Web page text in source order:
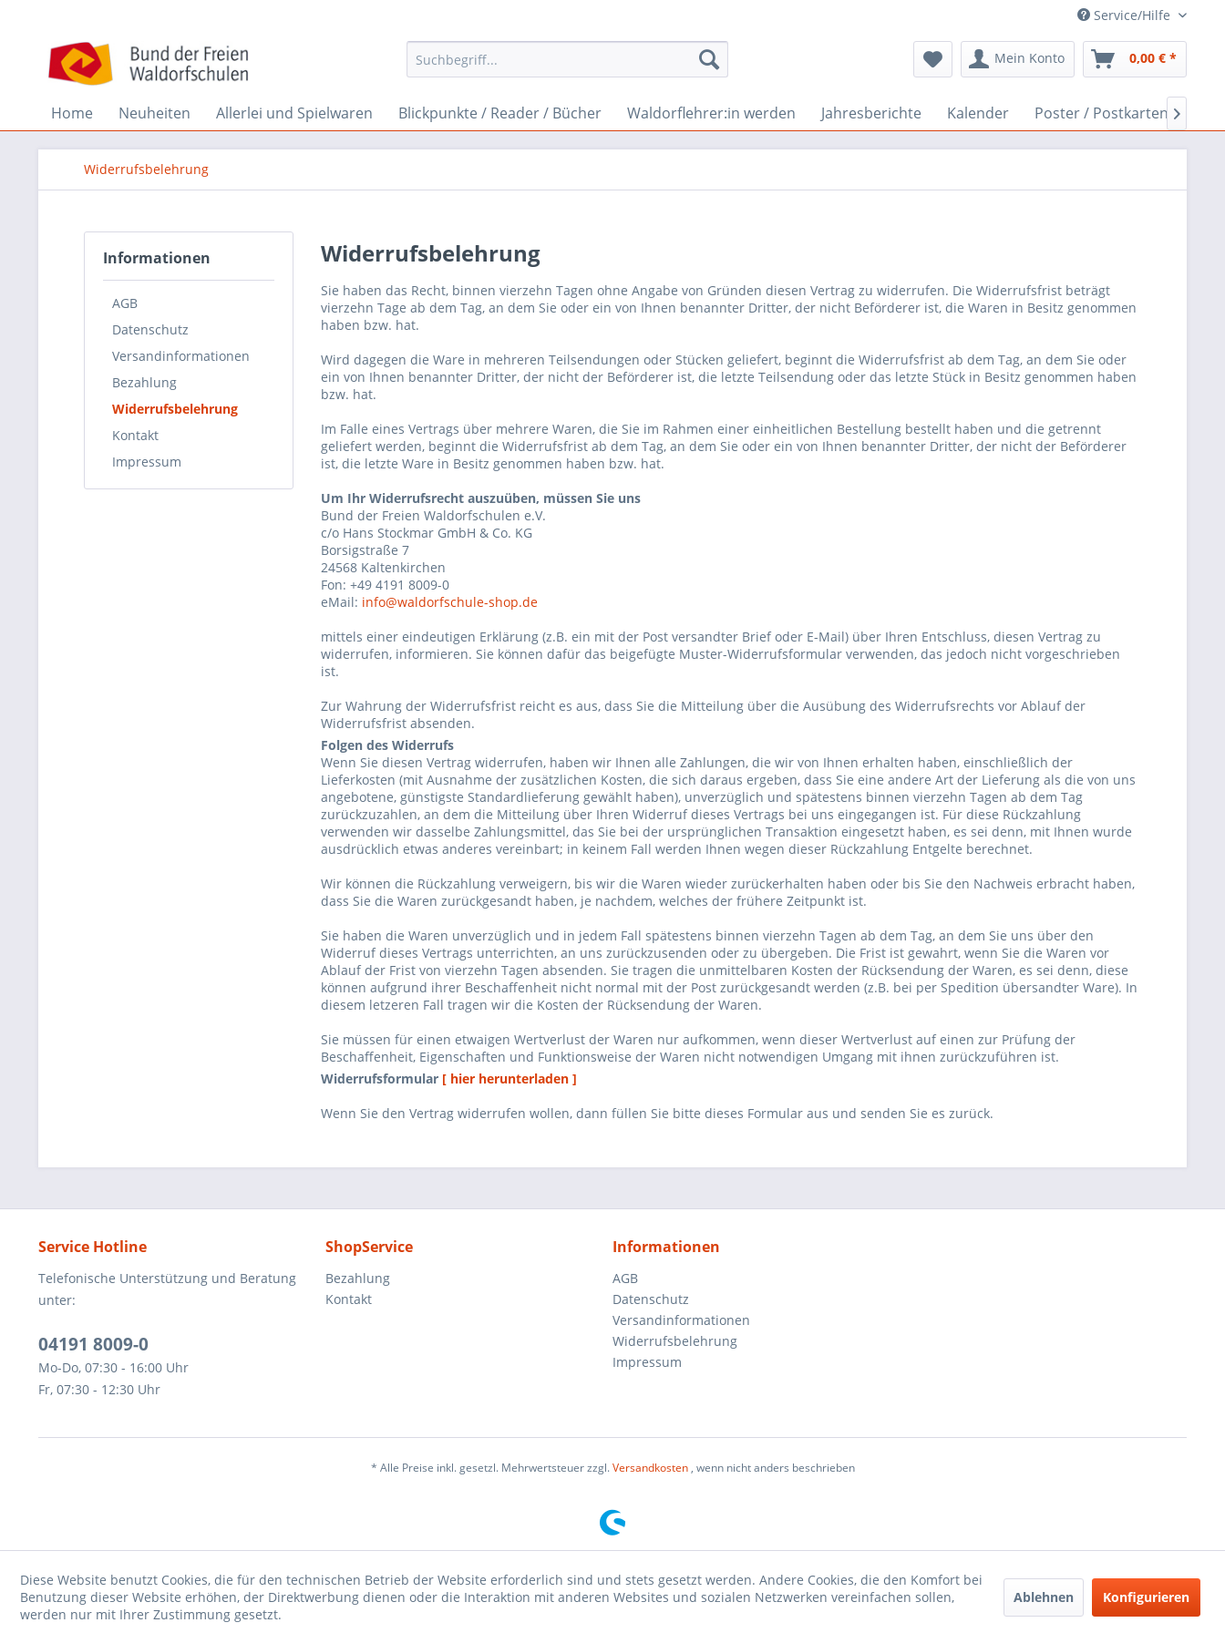
Service/Hilfe
Mein Konto 0,00 € *
Home Neuheiten Allerlei und Spielwaren Blickpunkte / Reader / Bücher Waldorflehrer:in werden Jahresberichte Kalender Poster / Postkarten 
Widerrufsbelehrung
Informationen
AGB
Datenschutz
Versandinformationen
Bezahlung
Widerrufsbelehrung
Kontakt
Impressum
Widerrufsbelehrung
Sie haben das Recht, binnen vierzehn Tagen ohne Angabe von Gründen diesen Vertrag zu widerrufen. Die Widerrufsfrist beträgt
vierzehn Tage ab dem Tag, an dem Sie oder ein von Ihnen benannter Dritter, der nicht Beförderer ist, die Waren in Besitz genommen
haben bzw. hat.
Wird dagegen die Ware in mehreren Teilsendungen oder Stücken geliefert, beginnt die Widerrufsfrist ab dem Tag, an dem Sie oder
ein von Ihnen benannter Dritter, der nicht der Beförderer ist, die letzte Teilsendung oder das letzte Stück in Besitz genommen haben
bzw. hat.
Im Falle eines Vertrags über mehrere Waren, die Sie im Rahmen einer einheitlichen Bestellung bestellt haben und die getrennt
geliefert werden, beginnt die Widerrufsfrist ab dem Tag, an dem Sie oder ein von Ihnen benannter Dritter, der nicht der Beförderer
ist, die letzte Ware in Besitz genommen haben bzw. hat.
Um Ihr Widerrufsrecht auszuüben, müssen Sie uns
Bund der Freien Waldorfschulen e.V.
c/o Hans Stockmar GmbH & Co. KG
Borsigstraße 7
24568 Kaltenkirchen
Fon: +49 4191 8009-0
eMail: info@waldorfschule-shop.de
mittels einer eindeutigen Erklärung (z.B. ein mit der Post versandter Brief oder E-Mail) über Ihren Entschluss, diesen Vertrag zu
widerrufen, informieren. Sie können dafür das beigefügte Muster-Widerrufsformular verwenden, das jedoch nicht vorgeschrieben
ist.
Zur Wahrung der Widerrufsfrist reicht es aus, dass Sie die Mitteilung über die Ausübung des Widerrufsrechts vor Ablauf der
Widerrufsfrist absenden.
Folgen des Widerrufs
Wenn Sie diesen Vertrag widerrufen, haben wir Ihnen alle Zahlungen, die wir von Ihnen erhalten haben, einschließlich der
Lieferkosten (mit Ausnahme der zusätzlichen Kosten, die sich daraus ergeben, dass Sie eine andere Art der Lieferung als die von uns
angebotene, günstigste Standardlieferung gewählt haben), unverzüglich und spätestens binnen vierzehn Tagen ab dem Tag
zurückzuzahlen, an dem die Mitteilung über Ihren Widerruf dieses Vertrags bei uns eingegangen ist. Für diese Rückzahlung
verwenden wir dasselbe Zahlungsmittel, das Sie bei der ursprünglichen Transaktion eingesetzt haben, es sei denn, mit Ihnen wurde
ausdrücklich etwas anderes vereinbart; in keinem Fall werden Ihnen wegen dieser Rückzahlung Entgelte berechnet.
Wir können die Rückzahlung verweigern, bis wir die Waren wieder zurückerhalten haben oder bis Sie den Nachweis erbracht haben,
dass Sie die Waren zurückgesandt haben, je nachdem, welches der frühere Zeitpunkt ist.
Sie haben die Waren unverzüglich und in jedem Fall spätestens binnen vierzehn Tagen ab dem Tag, an dem Sie uns über den
Widerruf dieses Vertrags unterrichten, an uns zurückzusenden oder zu übergeben. Die Frist ist gewahrt, wenn Sie die Waren vor
Ablauf der Frist von vierzehn Tagen absenden. Sie tragen die unmittelbaren Kosten der Rücksendung der Waren, es sei denn, diese
können aufgrund ihrer Beschaffenheit nicht normal mit der Post zurückgesandt werden (z.B. bei per Spedition übersandter Ware). In
diesem letzeren Fall tragen wir die Kosten der Rücksendung der Waren.
Sie müssen für einen etwaigen Wertverlust der Waren nur aufkommen, wenn dieser Wertverlust auf einen zur Prüfung der
Beschaffenheit, Eigenschaften und Funktionsweise der Waren nicht notwendigen Umgang mit ihnen zurückzuführen ist.
Widerrufsformular [ hier herunterladen ]
Wenn Sie den Vertrag widerrufen wollen, dann füllen Sie bitte dieses Formular aus und senden Sie es zurück.
Service Hotline
Telefonische Unterstützung und Beratung
unter:
04191 8009-0
Mo-Do, 07:30 - 16:00 Uhr
Fr, 07:30 - 12:30 Uhr
ShopService
Bezahlung
Kontakt
Informationen
AGB
Datenschutz
Versandinformationen
Widerrufsbelehrung
Impressum
* Alle Preise inkl. gesetzl. Mehrwertsteuer zzgl.Versandkosten, wenn nicht anders beschrieben
Diese Website benutzt Cookies, die für den technischen Betrieb der Website erforderlich sind und stets gesetzt werden. Andere Cookies, die den Komfort bei
Benutzung dieser Website erhöhen, der Direktwerbung dienen oder die Interaktion mit anderen Websites und sozialen Netzwerken vereinfachen sollen,
werden nur mit Ihrer Zustimmung gesetzt.
Ablehnen Konfigurieren